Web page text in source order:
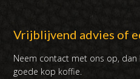
Vrijblijvend advies of
Neem contact met ons op,
goede kop koffie.